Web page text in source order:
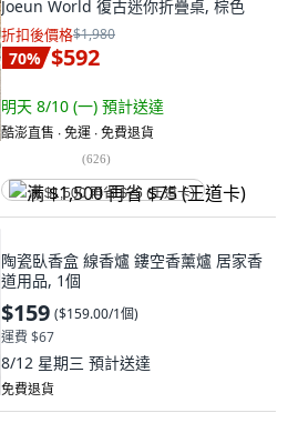
Joeun World 復古迷你折疊桌, 棕色
折扣後價格$1,980
70% $592
明天 8/10 (一) 預計送達
酷澎直售 ∙ 免運 ∙ 免費退貨
(626)
满 $1,500 再省 $75 (王道卡)
陶瓷臥香盒 線香爐 鏤空香薰爐 居家香
道用品, 1個
$159 ($159.00/1個)
運費 $67
8/12 星期三 預計送達
免費退貨